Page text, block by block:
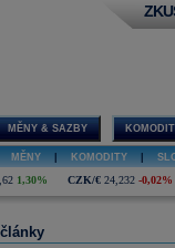
MĚNY & SAZBY
MĚNY KOMODITY
1,30% CZK/€ 24,232 -0,02%